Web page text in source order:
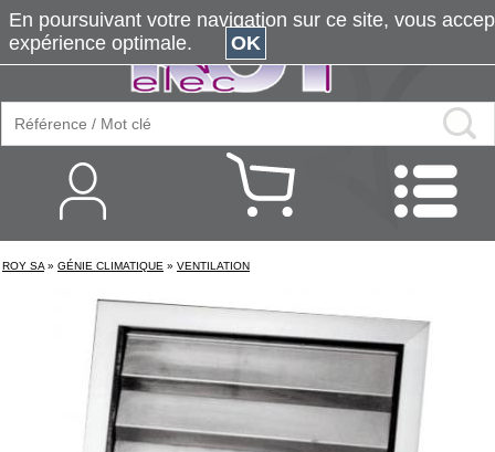
ROY SA » GÉNIE CLIMATIQUE » VENTILATION
En poursuivant votre navigation sur ce site, vous
expérience optimale.
OK